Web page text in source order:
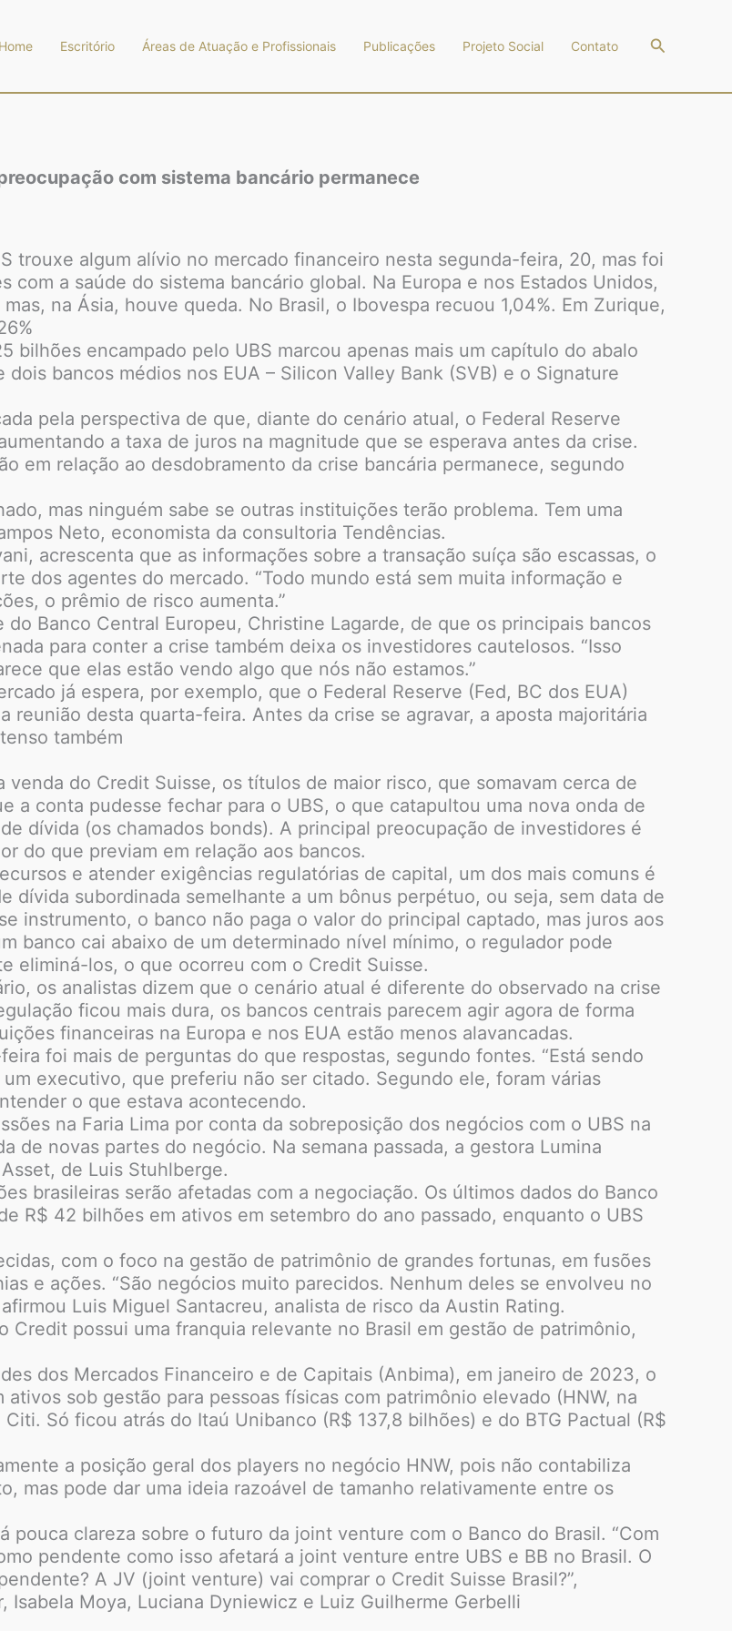
Home Escritório Áreas de Atuação e Profissionais Publicações Projeto Social Contato Pesquisar
com sistema bancário permanece
trouxe algum alívio no mercado financeiro nesta segunda-feira, 20, mas foi
a saúde do sistema bancário global. Na Europa e nos Estados Unidos,
na Ásia, houve queda. No Brasil, o Ibovespa recuou 1,04%. Em Zurique,
bilhões encampado pelo UBS marcou apenas mais um capítulo do abalo
bancos médios nos EUA – Silicon Valley Bank (SVB) e o Signature
pela perspectiva de que, diante do cenário atual, o Federal Reserve
a taxa de juros na magnitude que se esperava antes da crise.
em relação ao desdobramento da crise bancária permanece, segundo
mas ninguém sabe se outras instituições terão problema. Tem uma
Neto, economista da consultoria Tendências.
acrescenta que as informações sobre a transação suíça são escassas, o
dos agentes do mercado. “Todo mundo está sem muita informação e
o prêmio de risco aumenta.”
Banco Central Europeu, Christine Lagarde, de que os principais bancos
para conter a crise também deixa os investidores cautelosos. “Isso
que elas estão vendo algo que nós não estamos.”
já espera, por exemplo, que o Federal Reserve (Fed, BC dos EUA)
reunião desta quarta-feira. Antes da crise se agravar, a aposta majoritária
também
do Credit Suisse, os títulos de maior risco, que somavam cerca de
a conta pudesse fechar para o UBS, o que catapultou uma nova onda de
dívida (os chamados bonds). A principal preocupação de investidores é
do que previam em relação aos bancos.
e atender exigências regulatórias de capital, um dos mais comuns é
dívida subordinada semelhante a um bônus perpétuo, ou seja, sem data de
instrumento, o banco não paga o valor do principal captado, mas juros aos
banco cai abaixo de um determinado nível mínimo, o regulador pode
eliminá-los, o que ocorreu com o Credit Suisse.
os analistas dizem que o cenário atual é diferente do observado na crise
ficou mais dura, os bancos centrais parecem agir agora de forma
financeiras na Europa e nos EUA estão menos alavancadas.
foi mais de perguntas do que respostas, segundo fontes. “Está sendo
executivo, que preferiu não ser citado. Segundo ele, foram várias
o que estava acontecendo.
na Faria Lima por conta da sobreposição dos negócios com o UBS na
de novas partes do negócio. Na semana passada, a gestora Lumina
de Luis Stuhlberge.
brasileiras serão afetadas com a negociação. Os últimos dados do Banco
R$ 42 bilhões em ativos em setembro do ano passado, enquanto o UBS
com o foco na gestão de patrimônio de grandes fortunas, em fusões
e ações. “São negócios muito parecidos. Nenhum deles se envolveu no
Luis Miguel Santacreu, analista de risco da Austin Rating.
Credit possui uma franquia relevante no Brasil em gestão de patrimônio,
dos Mercados Financeiro e de Capitais (Anbima), em janeiro de 2023, o
sob gestão para pessoas físicas com patrimônio elevado (HNW, na
Só ficou atrás do Itaú Unibanco (R$ 137,8 bilhões) e do BTG Pactual (R$
a posição geral dos players no negócio HNW, pois não contabiliza
mas pode dar uma ideia razoável de tamanho relativamente entre os
pouca clareza sobre o futuro da joint venture com o Banco do Brasil. “Com
pendente como isso afetará a joint venture entre UBS e BB no Brasil. O
A JV (joint venture) vai comprar o Credit Suisse Brasil?”,
Moya, Luciana Dyniewicz e Luiz Guilherme Gerbelli